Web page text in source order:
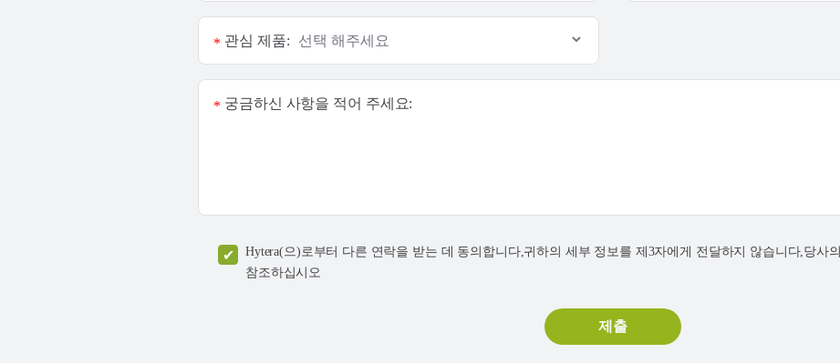
관심 제품:
*
궁금하신 사항을 적어 주세요:
*
Hytera(으)로부터 다른 연락을 받는 데 동의합니다,귀하의 세부 정보를 제3자에게 전달하지 않습니다,당사의
참조하십시오